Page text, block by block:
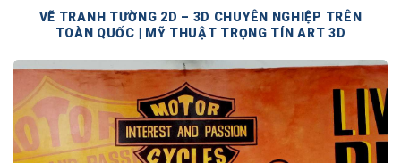
VẼ TRANH TƯỜNG 2D – 3D CHUYÊN NGHIỆP TRÊN
TOÀN QUỐC | MỸ THUẬT TRỌNG TÍN ART 3D